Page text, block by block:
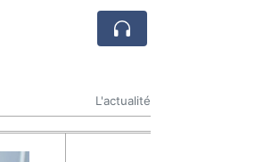
L'actualité